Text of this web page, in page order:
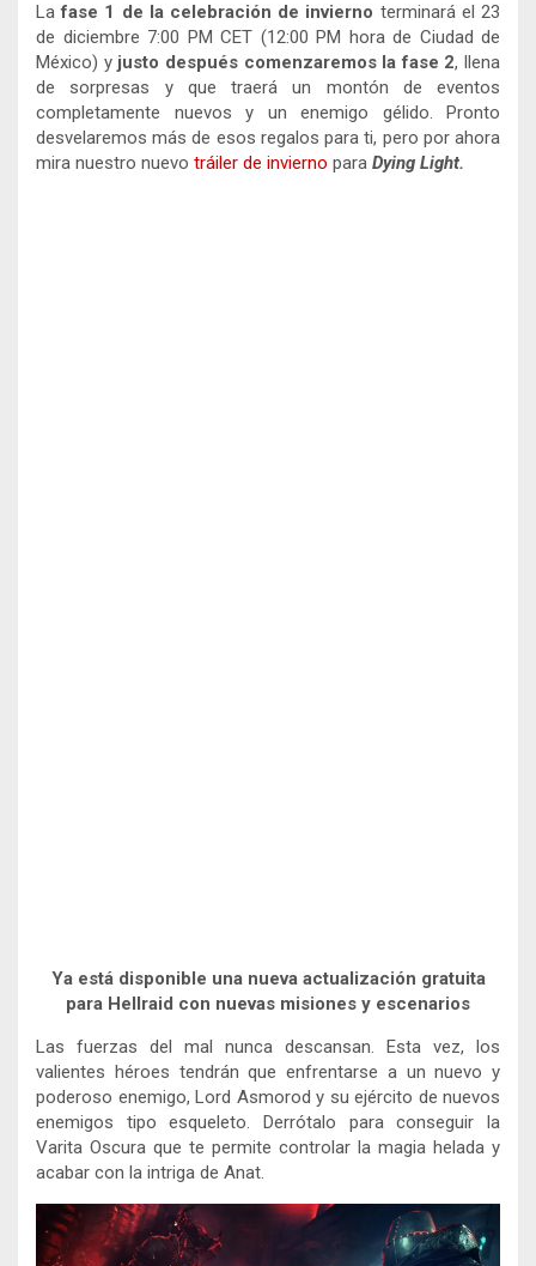
Lafase 1 de la celebración de invierno terminará el 23
de diciembre 7:00 PM CET (12:00 PM hora de Ciudad de
México) y justo después comenzaremos la fase 2, llena
de sorpresas y que traerá un montón de eventos
completamente nuevos y un enemigo gélido. Pronto
desvelaremos más de esos regalos para ti, pero por ahora
mira nuestro nuevo tráiler de invierno para Dying Light.
Ya está disponible una nueva actualización gratuita
para Hellraid con nuevas misiones y escenarios
Las fuerzas del mal nunca descansan. Esta vez, los
valientes héroes tendrán que enfrentarse a un nuevo y
poderoso enemigo, Lord Asmorod y su ejército de nuevos
enemigos tipo esqueleto. Derrótalo para conseguir la
Varita Oscura que te permite controlar la magia helada y
acabar con la intriga de Anat.